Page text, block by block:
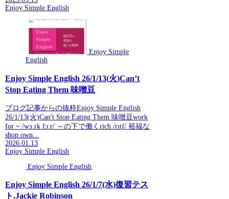
Enjoy Simple English
Enjoy Simple
English
Enjoy Simple English 26/1/13(火)Can’t
Stop Eating Them 味噌豆
ブログ記事からの抜粋Enjoy Simple English
26/1/13(火)Can't Stop Eating Them 味噌豆work
for ~ /wɜːrk fɔːr/ ～の下で働くrich /rɪtʃ/ 裕福な
shop own...
2026.01.13
Enjoy Simple English
Enjoy Simple English
Enjoy Simple English 26/1/7(水)復習テス
ト.Jackie Robinson